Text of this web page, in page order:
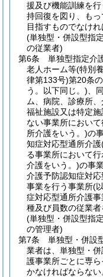
援及び機能訓練を
持回復を図り、も
目指すものでなけれ
(単独型・併設型指
の従業者)
第6条
単独型指定介
老人ホーム等(特別
律第133号)第20条
う。以下同じ。) 、
ム、病院、診療所
福祉施設又は特定
ない事業所におい
所介護をいう。)の
知症対応型通所介護
る事業所において
介護をいう。)の事
介護予防認知症対
事業を行う事業所(
症対応型通所介護
種及び員数の従業者
(単独型・併設型指
の管理者)
第7条
単独型・併設
業者は、単独型・
護事業所ごとに専
かなければならない